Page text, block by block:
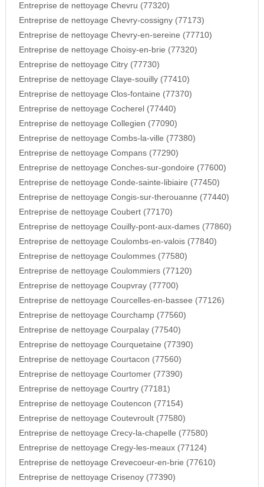
Entreprise de nettoyage Chevru (77320)
Entreprise de nettoyage Chevry-cossigny (77173)
Entreprise de nettoyage Chevry-en-sereine (77710)
Entreprise de nettoyage Choisy-en-brie (77320)
Entreprise de nettoyage Citry (77730)
Entreprise de nettoyage Claye-souilly (77410)
Entreprise de nettoyage Clos-fontaine (77370)
Entreprise de nettoyage Cocherel (77440)
Entreprise de nettoyage Collegien (77090)
Entreprise de nettoyage Combs-la-ville (77380)
Entreprise de nettoyage Compans (77290)
Entreprise de nettoyage Conches-sur-gondoire (77600)
Entreprise de nettoyage Conde-sainte-libiaire (77450)
Entreprise de nettoyage Congis-sur-therouanne (77440)
Entreprise de nettoyage Coubert (77170)
Entreprise de nettoyage Couilly-pont-aux-dames (77860)
Entreprise de nettoyage Coulombs-en-valois (77840)
Entreprise de nettoyage Coulommes (77580)
Entreprise de nettoyage Coulommiers (77120)
Entreprise de nettoyage Coupvray (77700)
Entreprise de nettoyage Courcelles-en-bassee (77126)
Entreprise de nettoyage Courchamp (77560)
Entreprise de nettoyage Courpalay (77540)
Entreprise de nettoyage Courquetaine (77390)
Entreprise de nettoyage Courtacon (77560)
Entreprise de nettoyage Courtomer (77390)
Entreprise de nettoyage Courtry (77181)
Entreprise de nettoyage Coutencon (77154)
Entreprise de nettoyage Coutevroult (77580)
Entreprise de nettoyage Crecy-la-chapelle (77580)
Entreprise de nettoyage Cregy-les-meaux (77124)
Entreprise de nettoyage Crevecoeur-en-brie (77610)
Entreprise de nettoyage Crisenoy (77390)